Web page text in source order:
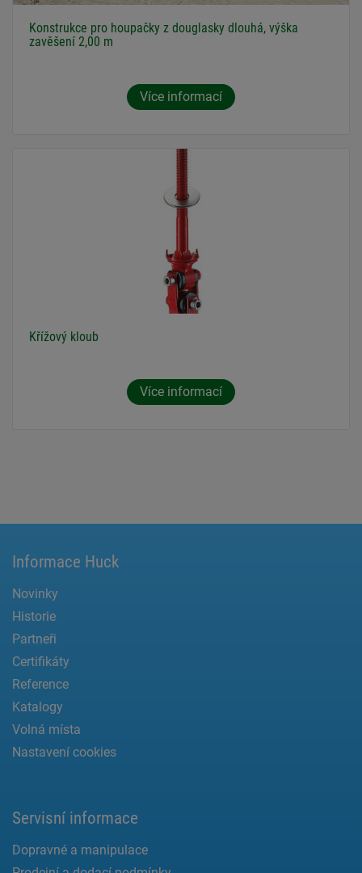
Konstrukce pro houpačky z douglasky dlouhá, výška
zavěšení 2,00 m
Více informací
Křížový kloub
Více informací
Informace Huck
Novinky
Historie
Partneři
Certifikáty
Reference
Katalogy
Volná místa
Nastavení cookies
Servisní informace
Dopravné a manipulace